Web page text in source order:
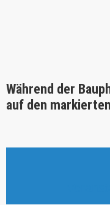
Während der
auf den